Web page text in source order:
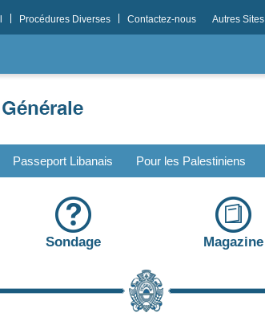
Procédures Diverses Contactez-nous Autres Sites
Passeport Libanais Pour les Palestiniens
Sondage Magazine